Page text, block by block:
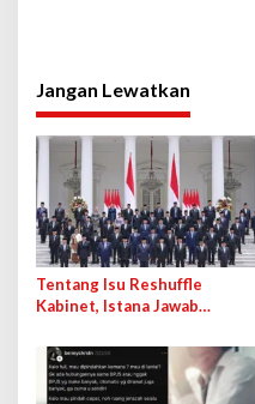
Jangan Lewatkan
Tentang Isu Reshuffle
Kabinet, Istana Jawab
Jabatan Kosong